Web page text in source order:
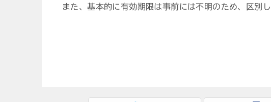
また、基本的に有効期限は事前には不明のため、区別し